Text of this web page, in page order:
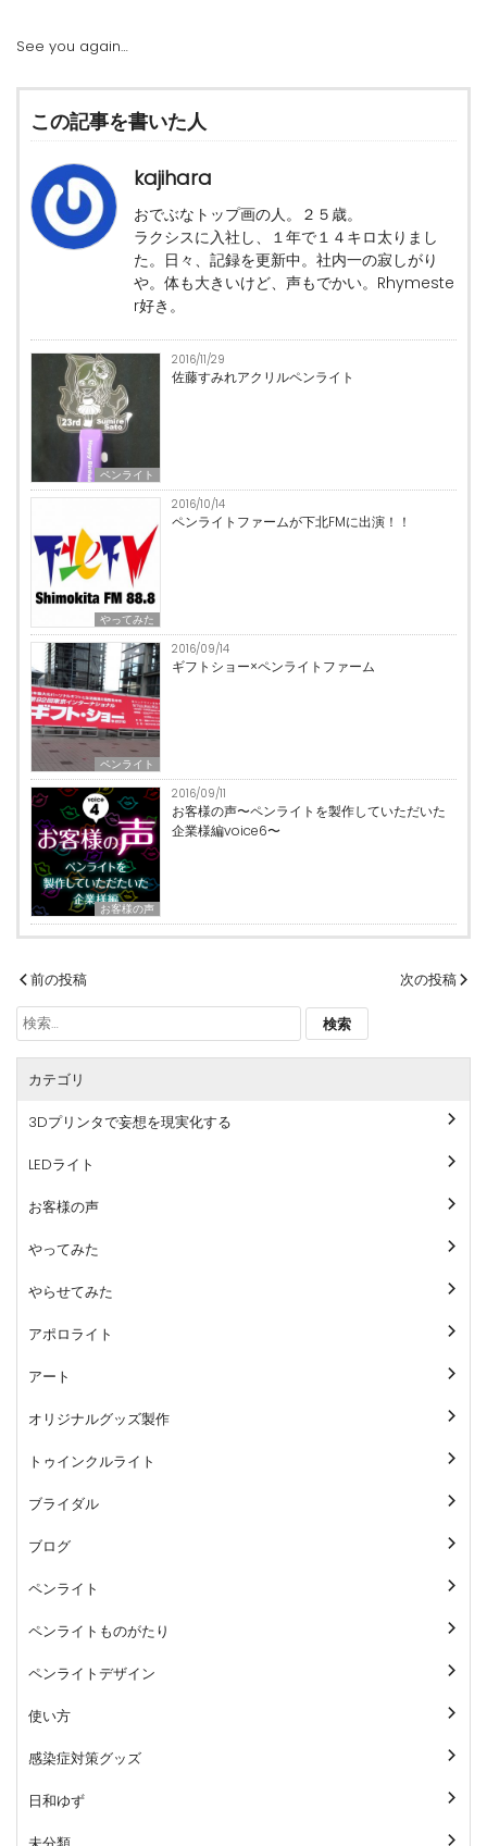
See you again…
この記事を書いた人
kajihara
おでぶなトップ画の人。２５歳。
ラクシスに入社し、１年で１４キロ太りまし
た。日々、記録を更新中。社内一の寂しがり
や。体も大きいけど、声もでかい。Rhymeste
r好き。
ペンライト
2016/11/29
佐藤すみれアクリルペンライト
やってみた
2016/10/14
ペンライトファームが下北FMに出演！！
ペンライト
2016/09/14
ギフトショー×ペンライトファーム
お客様の声
2016/09/11
お客様の声〜ペンライトを製作していただいた
企業様編voice6〜
投
稿
ナ
ビ
ゲ
ー
ョ
前の投稿
次の投稿
検
索:
カテゴリ
3Dプリンタで妄想を現実化する
LEDライト
お客様の声
やってみた
やらせてみた
アポロライト
アート
オリジナルグッズ製作
トゥインクルライト
ブライダル
ブログ
ペンライト
ペンライトものがたり
ペンライトデザイン
使い方
感染症対策グッズ
日和ゆず